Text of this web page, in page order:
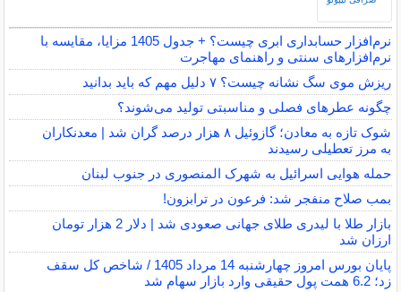
نرم‌افزار حسابداری ابری چیست؟ + جدول 1405 مزایا، مقایسه با
نرم‌افزارهای سنتی و راهنمای مهاجرت
ریزش موی سگ نشانه چیست؟ ۷ دلیل مهم که باید بدانید
چگونه عطرهای فصلی و مناسبتی تولید می‌شوند؟
شوک تازه به معادن؛ گازوئیل ۸ هزار درصد گران شد | معدنکاران
به مرز تعطیلی رسیدند
حمله هوایی اسرائیل به شهرک المنصوری در جنوب لبنان
بمب صلاح منفجر شد: فرعون در ترابزون!
بازار طلا با لیدری طلای جهانی صعودی شد | دلار 2 هزار تومان
ارزان شد
پایان بورس امروز چهارشنبه 14 مرداد 1405 / شاخص کل سقف
زد؛ 6.2 همت پول حقیقی وارد بازار سهام شد